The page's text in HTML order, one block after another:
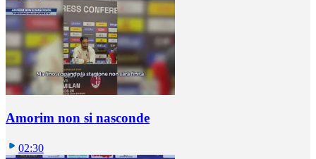
Amorim non si nasconde
02:30